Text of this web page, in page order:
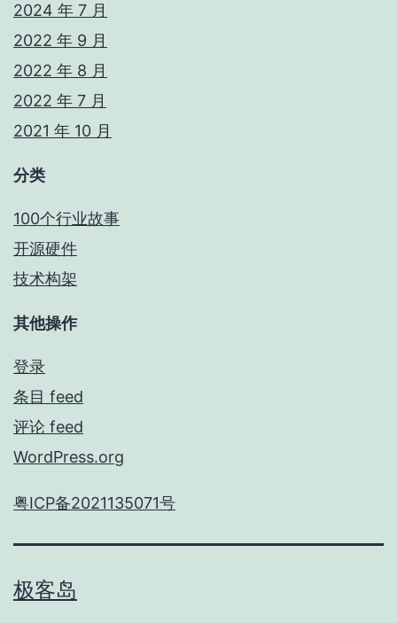
2024 年 7 月
2022 年 9 月
2022 年 8 月
2022 年 7 月
2021 年 10 月
分类
100个行业故事
开源硬件
技术构架
其他操作
登录
条目 feed
评论 feed
WordPress.org
粤ICP备2021135071号
极客岛